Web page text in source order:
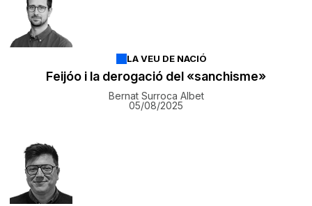
LA VEU DE NACIÓ
Feijóo i la derogació del «sanchisme»
Bernat Surroca Albet
05/08/2025